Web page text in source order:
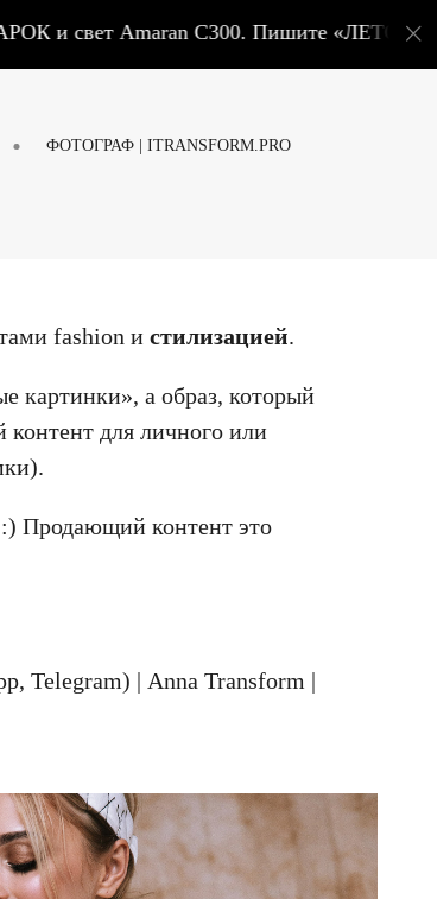
ФОТОГРАФ | ITRANSFORM.PRO
fashion и стилизацией.
картинки», а образ, который
для личного или
:) Продающий контент это
Telegram) | Anna Transform |
Amaran C300. Пишите «ЛЕТО» —